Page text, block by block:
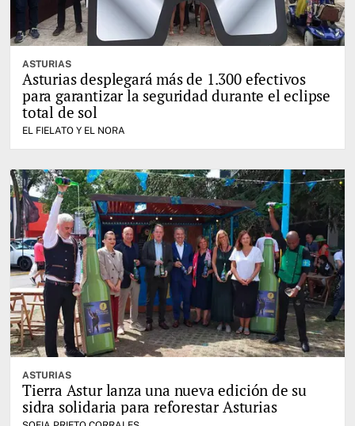
ASTURIAS
Asturias desplegará más de 1.300 efectivos
para garantizar la seguridad durante el eclipse
total de sol
EL FIELATO Y EL NORA
ASTURIAS
Tierra Astur lanza una nueva edición de su
sidra solidaria para reforestar Asturias